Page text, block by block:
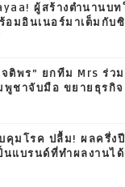
ผู้สร้างตำนานบ
อมอินเนอร์มาเต็มกับ
ติพร” ยกทีม Mrs ร่ว
พูชาจับมือ ขยายธุรกิจ
คุมโรค ปลื้ม! ผลครึ่ง
นแบรนด์ที่ทำผลงานไ